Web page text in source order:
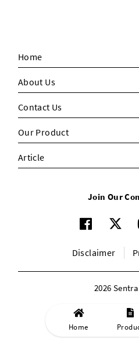
Home
About Us
Contact Us
Our Product
Article
Join Our
Disclaimer
2026
Home